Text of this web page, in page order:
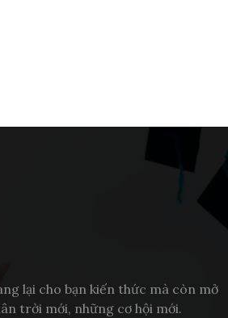
lại cho bạn kiến thức mà còn mở
trời mới, những cơ hội mới.